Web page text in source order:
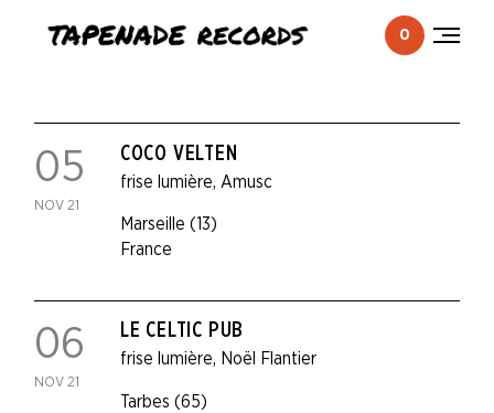
0
05
NOV 21
frise lumière, Amusc
COCO VELTEN
Marseille (13)
France
06
NOV 21
frise lumière, Noël Flantier
LE CELTIC PUB
Tarbes (65)